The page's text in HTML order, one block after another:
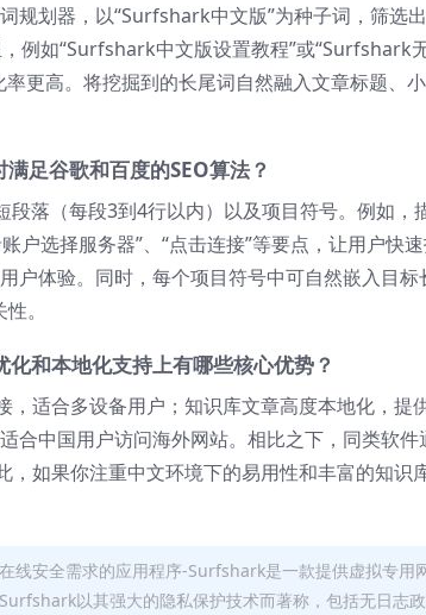
规划器，以“Surfshark中文版”为种子词，筛选
，例如“Surfshark中文版设置教程”或“Surfshark
更高。将挖掘到的长尾词自然融入文章标题、
足谷歌和百度的SEO算法？
落（每段3到4行以内）以及项目符号。例如，
户选择服务器”、“点击连接”等要点，让用户快
户体验。同时，每个项目符号中可自然嵌入目标
。
和本地化支持上有哪些核心优势？
适合多设备用户；知识库文章高度本地化，提
合中国用户访问海外网站。相比之下，同类软件
如果你注重中文环境下的易用性和丰富的知识
安全需求的应用程序-Surfshark是一款提供虚拟专用
以其强大的隐私保护技术而著称，包括无日志政